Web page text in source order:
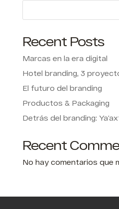
Recent Posts
Marcas en la era digital
Hotel branding, 3
El futuro del branding
Productos & Packaging
Detrás del branding:
Recent
No hay comentarios que